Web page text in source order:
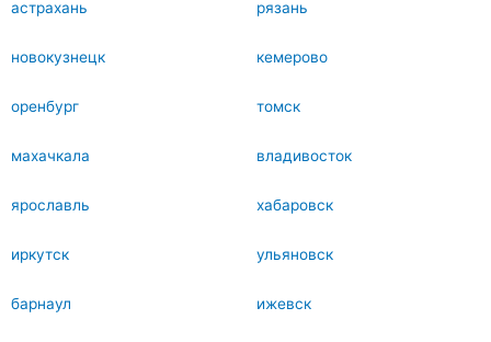
астрахань рязань
новокузнецк кемерово
оренбург томск
махачкала владивосток
ярославль хабаровск
иркутск ульяновск
барнаул ижевск